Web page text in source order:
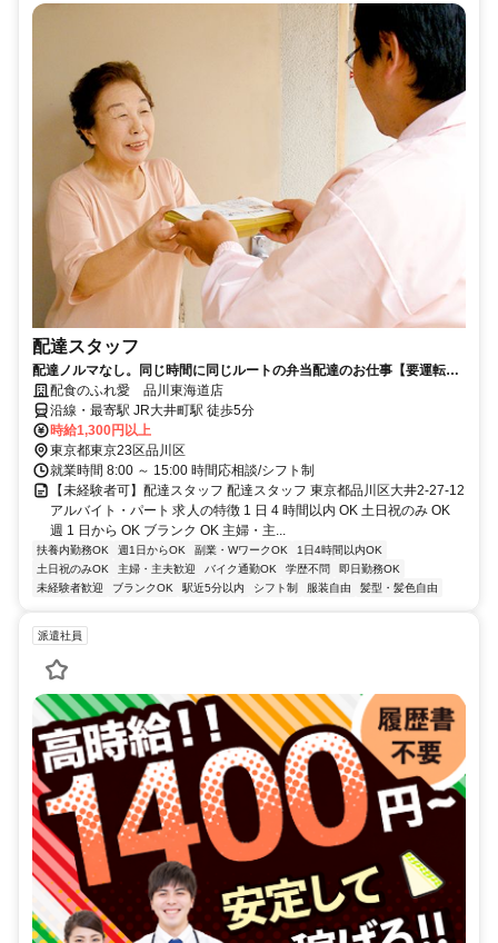
配達スタッフ
配達ノルマなし。同じ時間に同じルートの弁当配達のお仕事【要運転免
許】配食のふれ愛 品川東海道店
沿線・最寄駅 JR大井町駅 徒歩5分
時給1,300円以上
東京都東京23区品川区
就業時間 8:00 ～ 15:00 時間応相談/シフト制
【未経験者可】配達スタッフ 配達スタッフ 東京都品川区大井2-27-12
アルバイト・パート 求人の特徴 1 日 4 時間以内 OK 土日祝のみ OK
週 1 日から OK ブランク OK 主婦・主...
扶養内勤務OK 週1日からOK 副業・WワークOK
1日4時間以内OK
土日祝のみOK
主婦・主夫歓迎 バイク通勤OK 学歴不問
即日勤務OK
未経験者歓迎
ブランクOK 駅近5分以内 シフト制 服装自由 髪型・髪色自由
派遣社員